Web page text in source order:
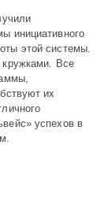
инициативного
этой системы.
кружками. Все
их
успехов в